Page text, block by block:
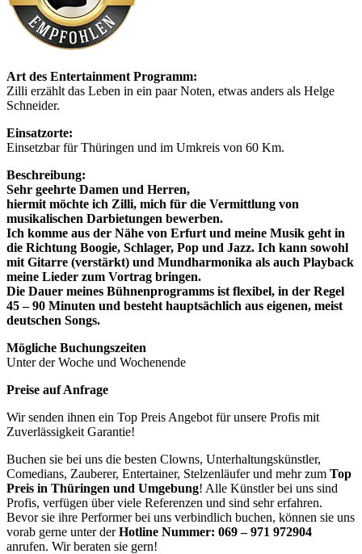
Art des Entertainment Programm:
Zilli erzählt das Leben in ein paar Noten, etwas anders als Helge
Schneider.
Einsatzorte:
Einsetzbar für Thüringen und im Umkreis von 60 Km.
Beschreibung:
Sehr geehrte Damen und Herren,
hiermit möchte ich Zilli, mich für die Vermittlung von
musikalischen Darbietungen bewerben.
Ich komme aus der Nähe von Erfurt und meine Musik geht in
die Richtung Boogie, Schlager, Pop und Jazz. Ich kann sowohl
mit Gitarre (verstärkt) und Mundharmonika als auch Playback
meine Lieder zum Vortrag bringen.
Die Dauer meines Bühnenprogramms ist flexibel, in der Regel
45 – 90 Minuten und besteht hauptsächlich aus eigenen, meist
deutschen Songs.
Mögliche Buchungszeiten
Unter der Woche und Wochenende
Preise auf Anfrage
Wir senden ihnen ein Top Preis Angebot für unsere Profis mit
Zuverlässigkeit Garantie!
Buchen sie bei uns die besten Clowns, Unterhaltungskünstler,
Comedians, Zauberer, Entertainer, Stelzenläufer und mehr zum Top
Preis in Thüringen und Umgebung! Alle Künstler bei uns sind
Profis, verfügen über viele Referenzen und sind sehr erfahren.
Bevor sie ihre Performer bei uns verbindlich buchen, können sie uns
vorab gerne unter derHotline Nummer: 069 – 971 972904
anrufen. Wir beraten sie gern!